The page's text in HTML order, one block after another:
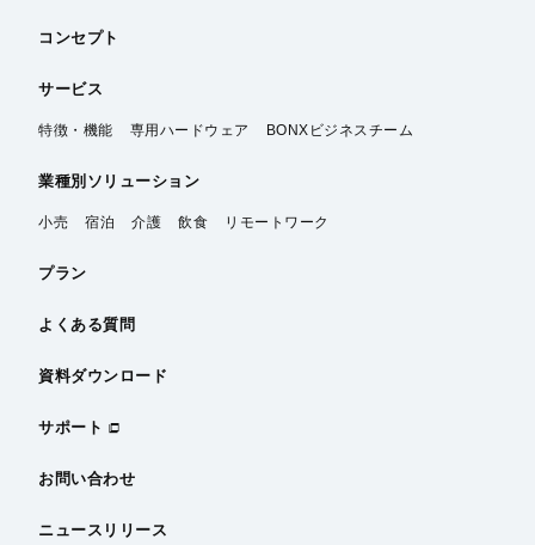
コンセプト
サービス
特徴・機能 専用ハードウェア BONXビジネスチーム
業種別 ソリューション
小売 宿泊 介護 飲食 リモートワーク
プラン
よくある質問
資料ダウンロード
サポート
お問い合わせ
ニュースリリース